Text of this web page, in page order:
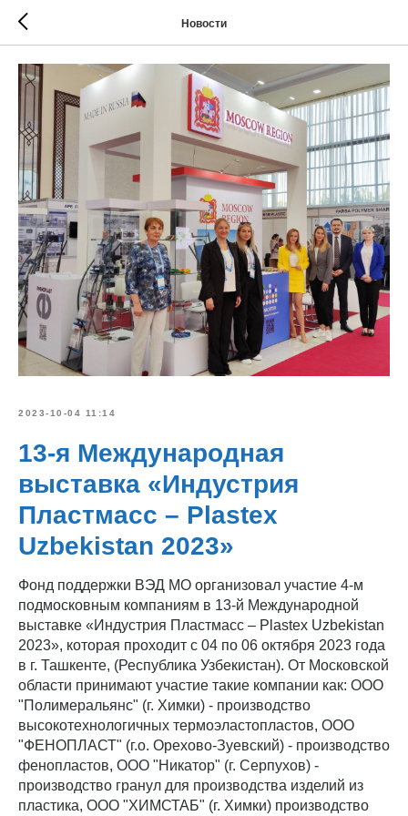
Новости
2023-10-04 11:14
13-я Международная
выставка «Индустрия
Пластмасс – Plastex
Uzbekistan 2023»
Фонд поддержки ВЭД МО организовал участие 4-м
подмосковным компаниям в 13-й Международной
выставке «Индустрия Пластмасс – Plastex Uzbekistan
2023», которая проходит с 04 по 06 октября 2023 года
в г. Ташкенте, (Республика Узбекистан). От Московской
области принимают участие такие компании как: ООО
"Полимеральянс" (г. Химки) - производство
высокотехнологичных термоэластопластов, ООО
"ФЕНОПЛАСТ" (г.о. Орехово-Зуевский) - производство
фенопластов, ООО "Никатор" (г. Серпухов) -
производство гранул для производства изделий из
пластика, ООО "XИМСТАБ" (г. Химки) производство